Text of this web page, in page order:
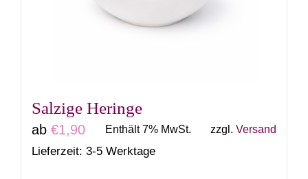
können
werden
Salzige Heringe
ab €1,90 Enthält 7% MwSt. zzgl. Versand
Lieferzeit: 3-5 Werktage